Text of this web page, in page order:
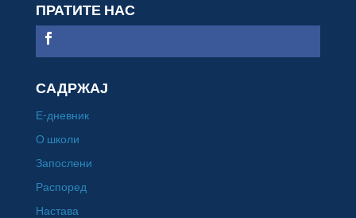
ПРАТИТЕ НАС
САДРЖАЈ
Е-дневник
О школи
Запослени
Распоред
Настава